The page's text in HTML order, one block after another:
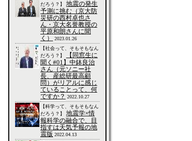
だろう？】 地震の発生
予測に挑む（京大防
災研の西村卓也さ
ん・京大名誉教授の
平原和朗さんに聞
く）
2023.01.26
【社会って、そもそもなん
だろう？】
【同窓生に
聞く#01】中鉢良治
さん（元ソニー社
長、産総研最高顧
問）がリアルに感じ
ていることって、何
ですか？ 2022.10.27
【科学って、そもそもなん
だろう？】 地震学×情
報科学の融合で、目
指すは天気予報の地
震版 2022.04.13